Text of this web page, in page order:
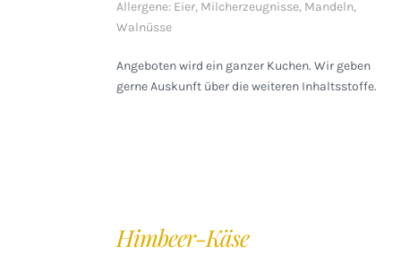
Allergene: Eier, Milcherzeugnisse, Mandeln,
Walnüsse
Angeboten wird ein ganzer Kuchen. Wir geben
gerne Auskunft über die weiteren Inhaltsstoffe.
Himbeer-Käse